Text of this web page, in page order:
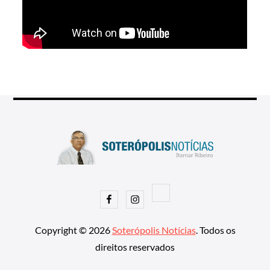
FacebookInstagram
Copyright © 2026 Soterópolis Notícias. Todos os
direitos reservados